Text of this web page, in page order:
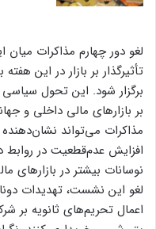
لغو دور چهارم مذاکرات میان
تأثیرگذار بر بازار در این
برگزار شود. این تحول
بر بازارهای مالی داخلی و
مذاکرات می‌تواند
افزایش عدم‌قطعیت در
نوسانات بیشتر در بازارهای
لغو این نشست، تهدیدات
اعمال تحریم‌های ثانویه بر